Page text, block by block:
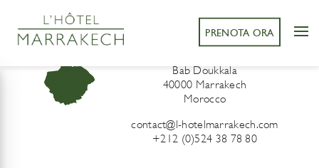
PRENOTA ORA
L’Hôtel Marrakech
Bab Doukkala
40000 Marrakech
Morocco
contact@l-hotelmarrakech.com
+212 (0)524 38 78 80